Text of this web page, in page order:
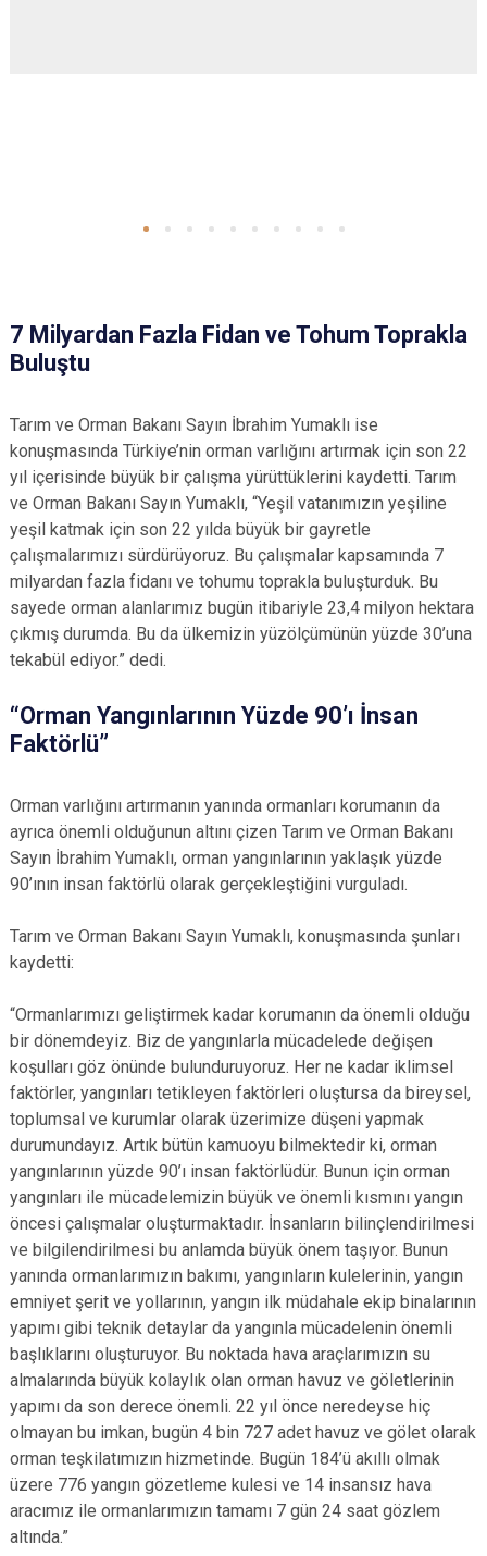
7 Milyardan Fazla Fidan ve Tohum Toprakla
Buluştu
Tarım ve Orman Bakanı Sayın İbrahim Yumaklı ise
konuşmasında Türkiye’nin orman varlığını artırmak için son 22
yıl içerisinde büyük bir çalışma yürüttüklerini kaydetti. Tarım
ve Orman Bakanı Sayın Yumaklı, “Yeşil vatanımızın yeşiline
yeşil katmak için son 22 yılda büyük bir gayretle
çalışmalarımızı sürdürüyoruz. Bu çalışmalar kapsamında 7
milyardan fazla fidanı ve tohumu toprakla buluşturduk. Bu
sayede orman alanlarımız bugün itibariyle 23,4 milyon hektara
çıkmış durumda. Bu da ülkemizin yüzölçümünün yüzde 30’una
tekabül ediyor.” dedi.
“Orman Yangınlarının Yüzde 90’ı İnsan
Faktörlü”
Orman varlığını artırmanın yanında ormanları korumanın da
ayrıca önemli olduğunun altını çizen Tarım ve Orman Bakanı
Sayın İbrahim Yumaklı, orman yangınlarının yaklaşık yüzde
90’ının insan faktörlü olarak gerçekleştiğini vurguladı.
Tarım ve Orman Bakanı Sayın Yumaklı, konuşmasında şunları
kaydetti:
“Ormanlarımızı geliştirmek kadar korumanın da önemli olduğu
bir dönemdeyiz. Biz de yangınlarla mücadelede değişen
koşulları göz önünde bulunduruyoruz. Her ne kadar iklimsel
faktörler, yangınları tetikleyen faktörleri oluştursa da bireysel,
toplumsal ve kurumlar olarak üzerimize düşeni yapmak
durumundayız. Artık bütün kamuoyu bilmektedir ki, orman
yangınlarının yüzde 90’ı insan faktörlüdür. Bunun için orman
yangınları ile mücadelemizin büyük ve önemli kısmını yangın
öncesi çalışmalar oluşturmaktadır. İnsanların bilinçlendirilmesi
ve bilgilendirilmesi bu anlamda büyük önem taşıyor. Bunun
yanında ormanlarımızın bakımı, yangınların kulelerinin, yangın
emniyet şerit ve yollarının, yangın ilk müdahale ekip binalarının
yapımı gibi teknik detaylar da yangınla mücadelenin önemli
başlıklarını oluşturuyor. Bu noktada hava araçlarımızın su
almalarında büyük kolaylık olan orman havuz ve göletlerinin
yapımı da son derece önemli. 22 yıl önce neredeyse hiç
olmayan bu imkan, bugün 4 bin 727 adet havuz ve gölet olarak
orman teşkilatımızın hizmetinde. Bugün 184’ü akıllı olmak
üzere 776 yangın gözetleme kulesi ve 14 insansız hava
aracımız ile ormanlarımızın tamamı 7 gün 24 saat gözlem
altında.”